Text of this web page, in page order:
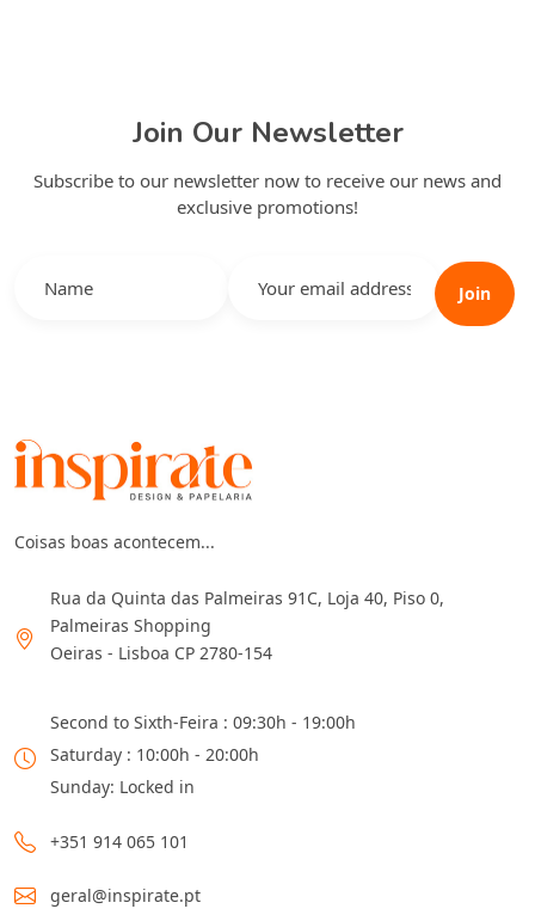
Join Our Newsletter
Subscribe to our newsletter now to receive our news and
exclusive promotions!
Join
Coisas boas acontecem...
Rua da Quinta das Palmeiras 91C, Loja 40, Piso 0,
Palmeiras Shopping
Oeiras - Lisboa CP 2780-154
Second to Sixth-Feira : 09:30h - 19:00h
Saturday : 10:00h - 20:00h
Sunday: Locked in
+351 914 065 101
geral@inspirate.pt